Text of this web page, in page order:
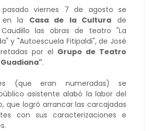
viernes 7 de agosto se
en la Casa de la Cultura de
las obras de teatro "La
y "Autoescuela Fitipaldi", de José
por el Grupo de Teatro
.
(que eran numeradas) se
asistente alabó la labor del
que logró arrancar las carcajadas
con sus caracterizaciones e